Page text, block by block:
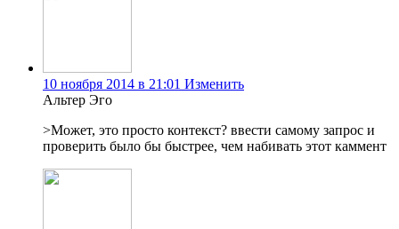
10 ноября 2014 в 21:01 Изменить
Альтер Эго
>Может, это просто контекст? ввести самому запрос и
проверить было бы быстрее, чем набивать этот каммент